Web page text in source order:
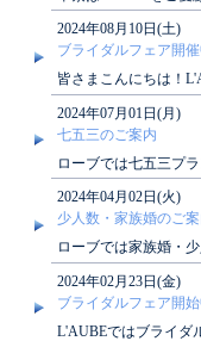
休業期間につきまし
2024年08月10日(土)
ブライダルフェア開
皆さまこんにちは！
ェア開催中です！来
すぜ..
2024年07月01日(月)
七五三のご案内
ローブでは七五三プ
食も可能でございま
2024年04月02日(火)
少人数・家族婚のご
ローブでは家族婚・
ットホームな結婚式
2024年02月23日(金)
ブライダルフェア開
L'AUBEではブライダ